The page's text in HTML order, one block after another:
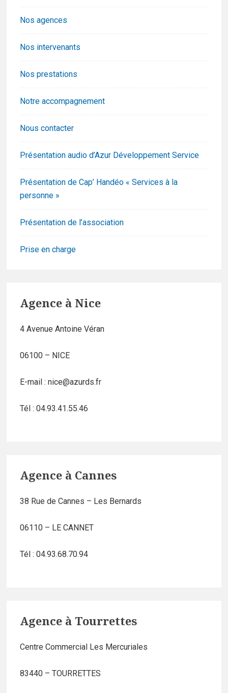
Nos agences
Nos intervenants
Nos prestations
Notre accompagnement
Nous contacter
Présentation audio d’Azur Développement Service
Présentation de Cap’ Handéo « Services à la
personne »
Présentation de l’association
Prise en charge
Agence à Nice
4 Avenue Antoine Véran
06100 – NICE
E-mail : nice@azurds.fr
Tél : 04.93.41.55.46
Agence à Cannes
38 Rue de Cannes – Les Bernards
06110 – LE CANNET
Tél : 04.93.68.70.94
Agence à Tourrettes
Centre Commercial Les Mercuriales
83440 – TOURRETTES